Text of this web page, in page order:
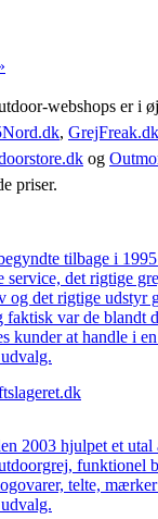
webshops er i
, GrejFreak.dk
og
priser.
tilbage i
service, det rigtige
det rigtige udstyr
faktisk var de blandt
kunder at handle i
2003 hjulpet et
funktionel
telte,